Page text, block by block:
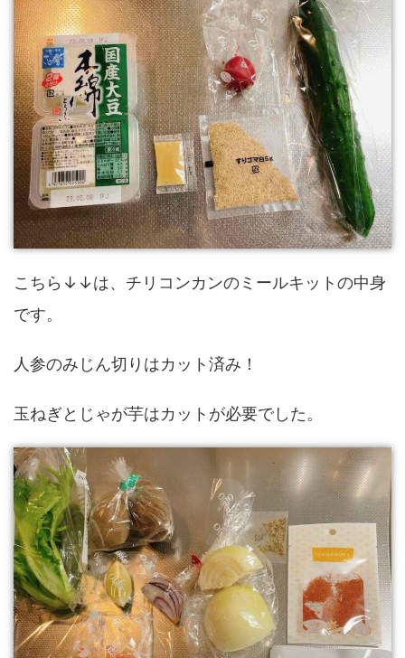
こちら↓↓は、チリコンカンのミールキットの中身
です。
人参のみじん切りはカット済み！
玉ねぎとじゃが芋はカットが必要でした。